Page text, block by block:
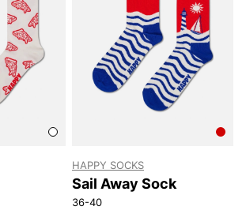
HAPPY SOCKS
Sail Away Sock
36-40